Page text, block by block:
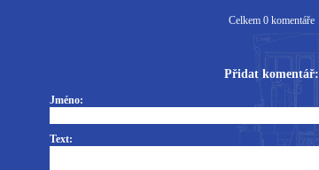
Celkem 0 komentáře
Přidat komentář:
Jméno:
Text: